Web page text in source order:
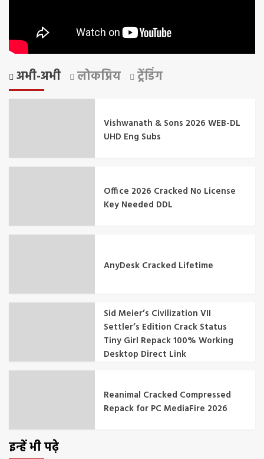
अभी-अभी लोकप्रिय ट्रेंडिंग
Vishwanath & Sons 2026 WEB-DL
UHD Eng Subs
Office 2026 Cracked No License
Key Needed DDL
AnyDesk Cracked Lifetime
Sid Meier’s Civilization VII
Settler’s Edition Crack Status
Tiny Girl Repack 100% Working
Desktop Direct Link
Reanimal Cracked Compressed
Repack for PC MediaFire 2026
इन्हें भी पढ़े